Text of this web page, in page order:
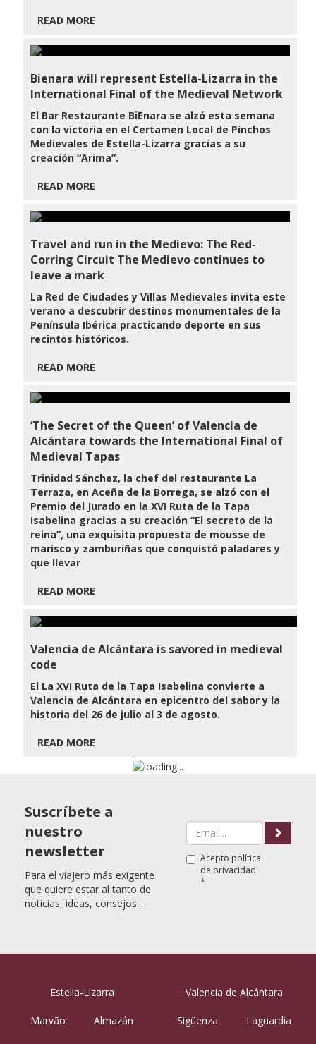
READ MORE
Bienara will represent Estella-Lizarra in the
International Final of the Medieval Network
El Bar Restaurante BiEnara se alzó esta semana
con la victoria en el Certamen Local de Pinchos
Medievales de Estella-Lizarra gracias a su
creación “Arima”.
READ MORE
Travel and run in the Medievo: The Red-
Corring Circuit The Medievo continues to
leave a mark
La Red de Ciudades y Villas Medievales invita este
verano a descubrir destinos monumentales de la
Península Ibérica practicando deporte en sus
recintos históricos.
READ MORE
‘The Secret of the Queen’ of Valencia de
Alcántara towards the International Final of
Medieval Tapas
Trinidad Sánchez, la chef del restaurante La
Terraza, en Aceña de la Borrega, se alzó con el
Premio del Jurado en la XVI Ruta de la Tapa
Isabelina gracias a su creación “El secreto de la
reina”, una exquisita propuesta de mousse de
marisco y zamburiñas que conquistó paladares y
que llevar
READ MORE
Valencia de Alcántara is savored in medieval
code
El La XVI Ruta de la Tapa Isabelina convierte a
Valencia de Alcántara en epicentro del sabor y la
historia del 26 de julio al 3 de agosto.
READ MORE
Suscríbete a
nuestro
newsletter
Para el viajero más exigente
que quiere estar al tanto de
noticias, ideas, consejos...
Acepto política
de privacidad
*
Estella-Lizarra
Marvão Almazán
Valencia de Alcántara
Sigüenza Laguardia